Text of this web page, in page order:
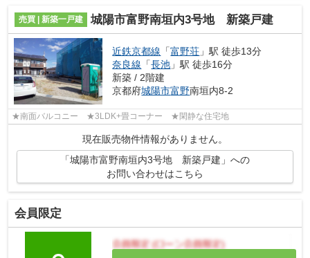
売買 | 新築一戸建 城陽市富野南垣内3号地 新築戸建
近鉄京都線 「富野荘 」駅 徒歩13分
奈良線 「長池 」駅 徒歩16分
新築 / 2階建
京都府城陽市富野南垣内8-2
★南面バルコニー ★3LDK+畳コーナー ★閑静な住宅地
現在販売物件情報がありません。
「城陽市富野南垣内3号地 新築戸建」への
お問い合わせはこちら
会員限定